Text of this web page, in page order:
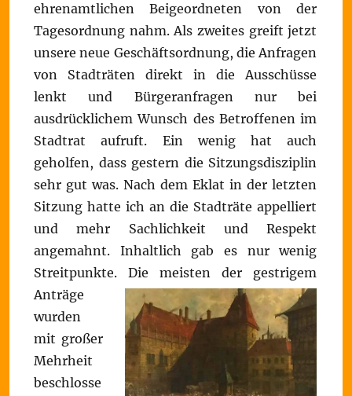
ehrenamtlichen Beigeordneten von der
Tagesordnung nahm. Als zweites greift jetzt
unsere neue Geschäftsordnung, die Anfragen
von Stadträten direkt in die Ausschüsse
lenkt und Bürgeranfragen nur bei
ausdrücklichem Wunsch des Betroffenen im
Stadtrat aufruft. Ein wenig hat auch
geholfen, dass gestern die Sitzungsdisziplin
sehr gut was. Nach dem Eklat in der letzten
Sitzung hatte ich an die Stadträte appelliert
und mehr Sachlichkeit und Respekt
angemahnt. Inhaltlich gab es nur wenig
Streitpunkte.Die meisten der gestrigem
Anträge
wurden
mit großer
Mehrheit
beschlosse